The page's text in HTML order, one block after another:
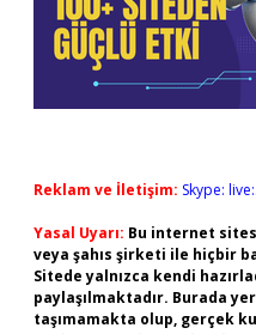
Reklam ve İletişim: Skype:
Yasal Uyarı: Bu internet
veya şahıs şirketi ile hiçbir
Sitede yalnızca kendi
paylaşılmaktadır. Burada
taşımamakta olup, gerçek